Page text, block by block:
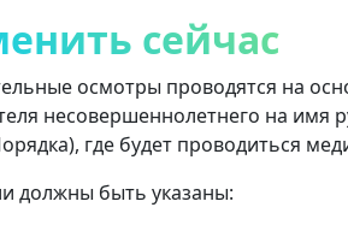
сейчас
осмотры проводятся на
несовершеннолетнего на имя
где будет проводиться
должны быть указаны: